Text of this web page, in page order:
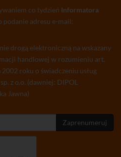
co tydzień Informatora
adresu e-mail:
drogą elektroniczną na wskazany
handlowej w rozumieniu art.
roku o świadczeniu usług
z o.o. (dawniej: DIPOL
Jawna)
Zaprenumeruj